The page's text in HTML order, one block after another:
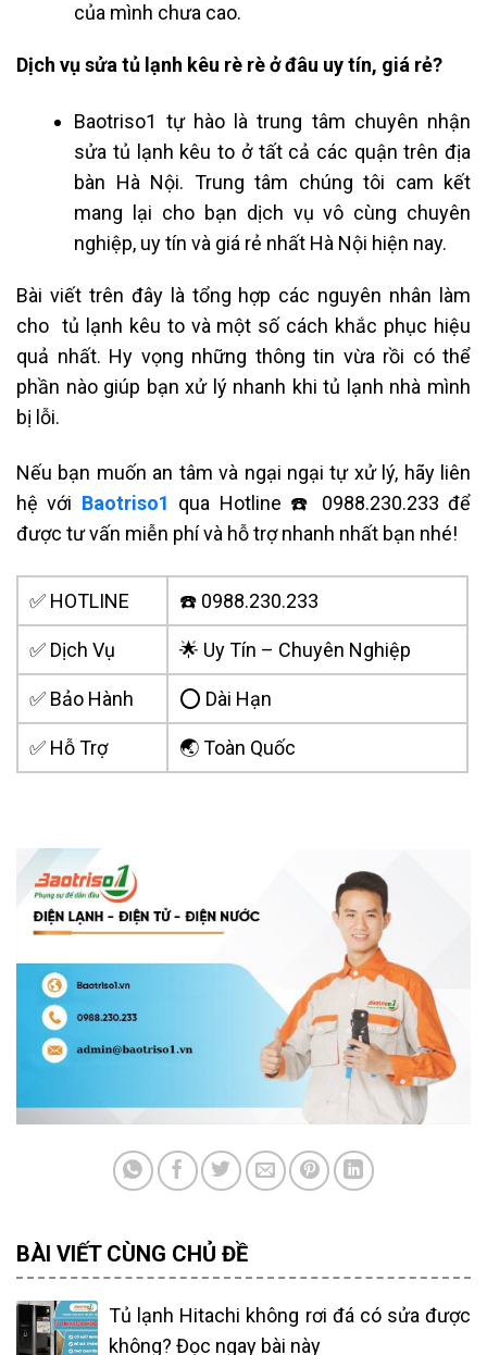
của mình chưa cao.
Dịch vụ sửa tủ lạnh kêu rè rè ở đâu uy tín, giá rẻ?
Baotriso1 tự hào là trung tâm chuyên nhận
sửa tủ lạnh kêu to ở tất cả các quận trên địa
bàn Hà Nội. Trung tâm chúng tôi cam kết
mang lại cho bạn dịch vụ vô cùng chuyên
nghiệp, uy tín và giá rẻ nhất Hà Nội hiện nay.
Bài viết trên đây là tổng hợp các nguyên nhân làm
cho tủ lạnh kêu to và một số cách khắc phục hiệu
quả nhất. Hy vọng những thông tin vừa rồi có thể
phần nào giúp bạn xử lý nhanh khi tủ lạnh nhà mình
bị lỗi.
Nếu bạn muốn an tâm và ngại ngại tự xử lý, hãy liên
hệ với Baotriso1 qua Hotline ☎️ 0988.230.233 để
được tư vấn miễn phí và hỗ trợ nhanh nhất bạn nhé!
✅ HOTLINE ☎️ 0988.230.233
✅ Dịch Vụ 🌟 Uy Tín – Chuyên Nghiệp
✅ Bảo Hành ⭕ Dài Hạn
✅ Hỗ Trợ 🌏 Toàn Quốc
BÀI VIẾT CÙNG CHỦ ĐỀ
Tủ lạnh Hitachi không rơi đá có sửa được
không? Đọc ngay bài này